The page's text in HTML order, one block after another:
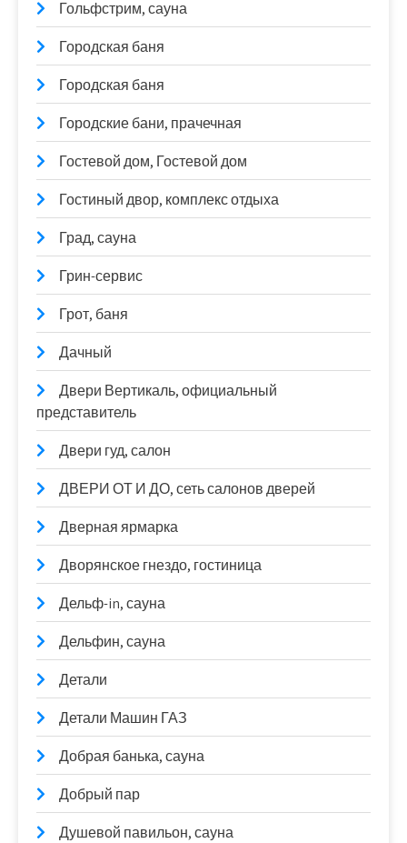
Гольфстрим, сауна
Городская баня
Городская баня
Городские бани, прачечная
Гостевой дом, Гостевой дом
Гостиный двор, комплекс отдыха
Град, сауна
Грин-сервис
Грот, баня
Дачный
Двери Вертикаль, официальный
представитель
Двери гуд, салон
ДВЕРИ ОТ И ДО, сеть салонов дверей
Дверная ярмарка
Дворянское гнездо, гостиница
Дельф-in, сауна
Дельфин, сауна
Детали
Детали Машин ГАЗ
Добрая банька, сауна
Добрый пар
Душевой павильон, сауна